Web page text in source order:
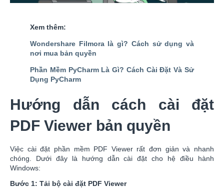
Xem thêm:
Wondershare Filmora là gì? Cách sử dụng và
nơi mua bản quyền
Phần Mềm PyCharm Là Gì? Cách Cài Đặt Và Sử
Dụng PyCharm
Hướng dẫn cách cài đặt
PDF Viewer bản quyền
Việc cài đặt phần mềm PDF Viewer rất đơn giản và nhanh
chóng. Dưới đây là hướng dẫn cài đặt cho hệ điều hành
Windows:
Bước 1: Tải bộ cài đặt PDF Viewer